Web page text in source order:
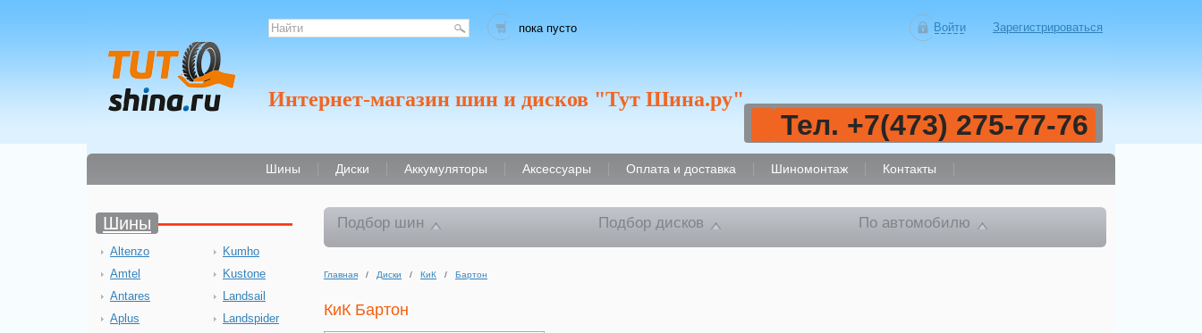
пока пусто Зарегистрироваться
Войти
Интернет-магазин шин и дисков "Тут Шина.ру"
Тел. +7(473) 275-77-76
Шины Диски Аккумуляторы Аксессуары Оплата и доставка Шиномонтаж Контакты
Шины
Altenzo
Amtel
Antares
Aplus
Kumho
Kustone
Landsail
Landspider
Подбор шин Подбор дисков По автомобилю
Главная / Диски / КиК / Бартон
КиК Бартон